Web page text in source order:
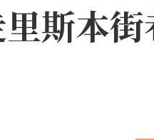
里斯本